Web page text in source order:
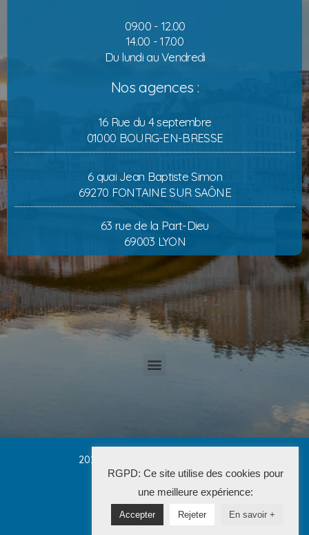
09.00 - 12.00
14.00 - 17.00
Du lundi au Vendredi
Nos agences :
16 Rue du 4 septembre
01000 BOURG-EN-BRESSE
6 quai Jean Baptiste Simon
69270 FONTAINE SUR SAÔNE
63 rue de la Part-Dieu
69003 LYON
2025 Cabinet PETRUCCI CONVERT
La Solution Immo
RGPD: Ce site utilise des cookies pour
une meilleure expérience:
Accepter Rejeter En savoir +